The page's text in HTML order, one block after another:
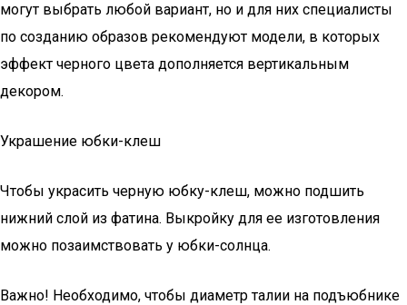
могут выбрать любой вариант, но и для них специалисты
по созданию образов рекомендуют модели, в которых
эффект черного цвета дополняется вертикальным
декором.
Украшение юбки-клеш
Чтобы украсить черную юбку-клеш, можно подшить
нижний слой из фатина. Выкройку для ее изготовления
можно позаимствовать у юбки-солнца.
Важно! Необходимо, чтобы диаметр талии на подъюбнике